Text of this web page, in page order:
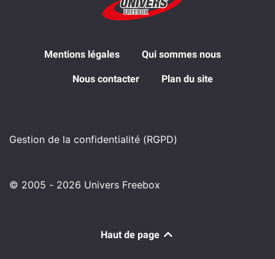
Mentions légales Qui sommes nous
Nous contacter Plan du site
Gestion de la confidentialité (RGPD)
© 2005 - 2026 Univers Freebox
Haut de page